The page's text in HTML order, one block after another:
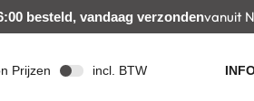
besteld, vandaag verzondenvanuit
Prijzen incl. BTW